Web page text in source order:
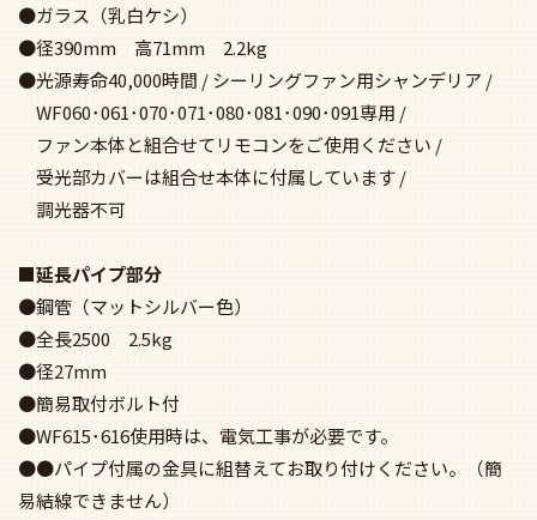
●ガラス（乳白ケシ）
●径390mm 高71mm 2.2kg
●光源寿命40,000時間 / シーリングファン用シャンデリア /
WF060･061･070･071･080･081･090･091専用 /
ファン本体と組合せてリモコンをご使用ください /
受光部カバーは組合せ本体に付属しています /
調光器不可
■延長パイプ部分
●鋼管（マットシルバー色）
●全長2500 2.5kg
●径27mm
●簡易取付ボルト付
●WF615･616使用時は、電気工事が必要です。
●●パイプ付属の金具に組替えてお取り付けください。（簡
易結線できません）